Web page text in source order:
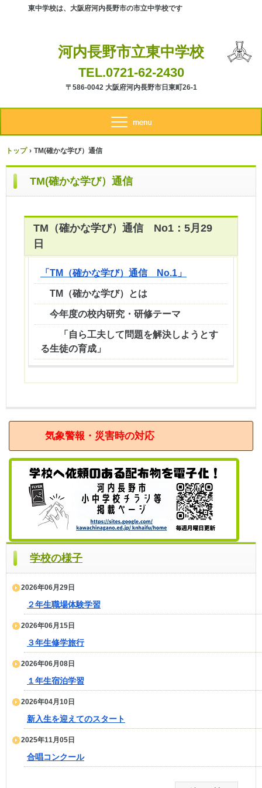
河内長野市立東中学校
東中学校は、大阪府河内長野市の市立中学校です
TEL.0721-62-2430
〒586-0042 大阪府河内長野市日東町26-1
トップ › TM(確かな学び）通信
TM(確かな学び）通信
TM（確かな学び）通信 No1：5月29
日
「TM（確かな学び）通信 No.1」
TM（確かな学び）とは
今年度の校内研究・研修テーマ
「自ら工夫して問題を解決しようとす
る生徒の育成」
気象警報・災害時の対応
学校の様子
2026年06月29日
２年生職場体験学習
2026年06月15日
３年生修学旅行
2026年06月08日
１年生宿泊学習
2026年04月10日
新入生を迎えてのスタート
2025年11月05日
合唱コンクール